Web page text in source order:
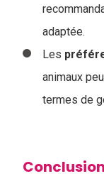
adaptée.
Les
animaux
termes de